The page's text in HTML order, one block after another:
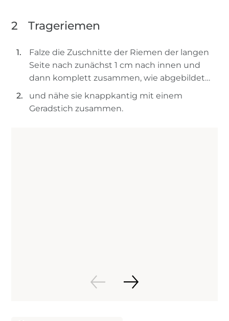
2 Trageriemen
Falze die Zuschnitte der Riemen der langen
Seite nach zunächst 1 cm nach innen und
dann komplett zusammen, wie abgebildet…
und nähe sie knappkantig mit einem
Geradstich zusammen.